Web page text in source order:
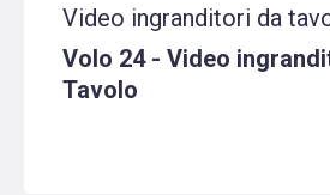
Video ingranditori da
Volo 24 - Video
Tavolo